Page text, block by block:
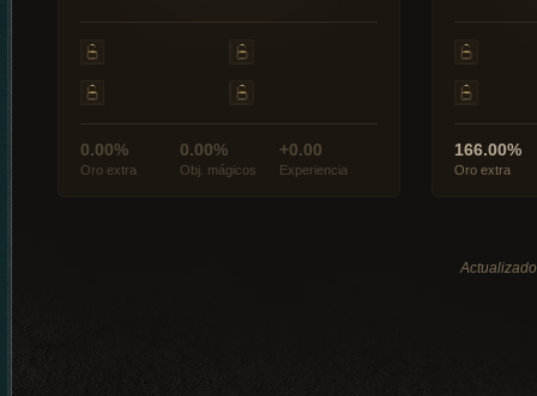
0.00%
Oro extra
0.00%
Obj. mágicos
+0.00
Experiencia
166.00%
Oro extra